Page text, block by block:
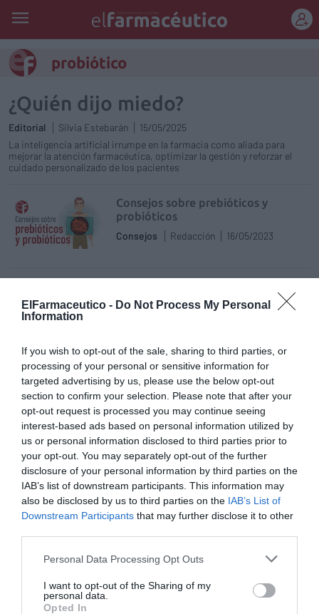
ElFarmaceutico - Do Not Process My Personal
Information
If you wish to opt-out of the sale, sharing to third parties, or
processing of your personal or sensitive information for
targeted advertising by us, please use the below opt-out
section to confirm your selection. Please note that after your
opt-out request is processed you may continue seeing
interest-based ads based on personal information utilized by
us or personal information disclosed to third parties prior to
your opt-out. You may separately opt-out of the further
disclosure of your personal information by third parties on the
IAB’s list of downstream participants. This information may
also be disclosed by us to third parties on the IAB’s List of
Downstream Participants that may further disclose it to other
Personal Data Processing Opt Outs
I want to opt-out of the Sharing of my
personal data.
Opted In
probiótico
¿Quién dijo miedo?
Editorial Silvia Estebarán
15/05/2025
La inteligencia artificial irrumpe en la farmacia como aliada para
mejorar la atención farmacéutica, optimizar la gestión y reforzar el
cuidado personalizado de los pacientes
Consejos sobre prebióticos y
probióticos
Consejos Redacción 16/05/2023
una combinación beneficiosa para el
equilibrio de la salud intestinal e
Noticias y novedades
Redacción
28/11/2022
Flora vaginal y probióticos
Revista digital 05/04/2022
La microbiota intestinal y los
probióticos al envejecer
Mónica de la Fuente
Blemil® presenta su nueva fórmula
inmunoprotectores